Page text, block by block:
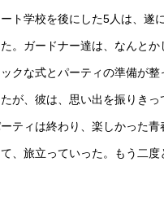
ト学校を後にした5人は、
。ガードナー達は、なんと
クな式とパーティの準備が
が、彼は、思い出を振りき
ティは終わり、楽しかった
、旅立っていった。もう二